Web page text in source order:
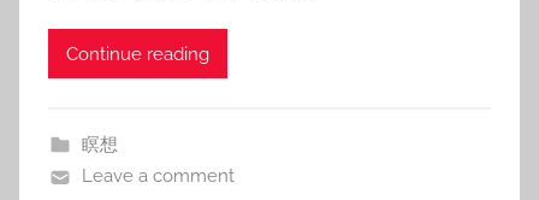
Continue reading
瞑想
Leave a comment